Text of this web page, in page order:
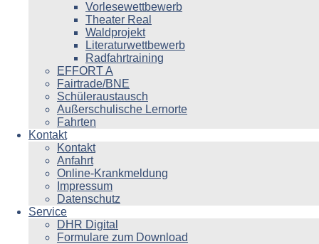
Vorlesewettbewerb
Theater Real
Waldprojekt
Literaturwettbewerb
Radfahrtraining
EFFORT A
Fairtrade/BNE
Schüleraustausch
Außerschulische Lernorte
Fahrten
Kontakt
Kontakt
Anfahrt
Online-Krankmeldung
Impressum
Datenschutz
Service
DHR Digital
Formulare zum Download